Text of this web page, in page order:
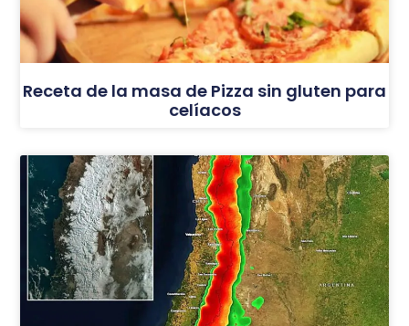
Receta de la masa de Pizza sin gluten para
celíacos